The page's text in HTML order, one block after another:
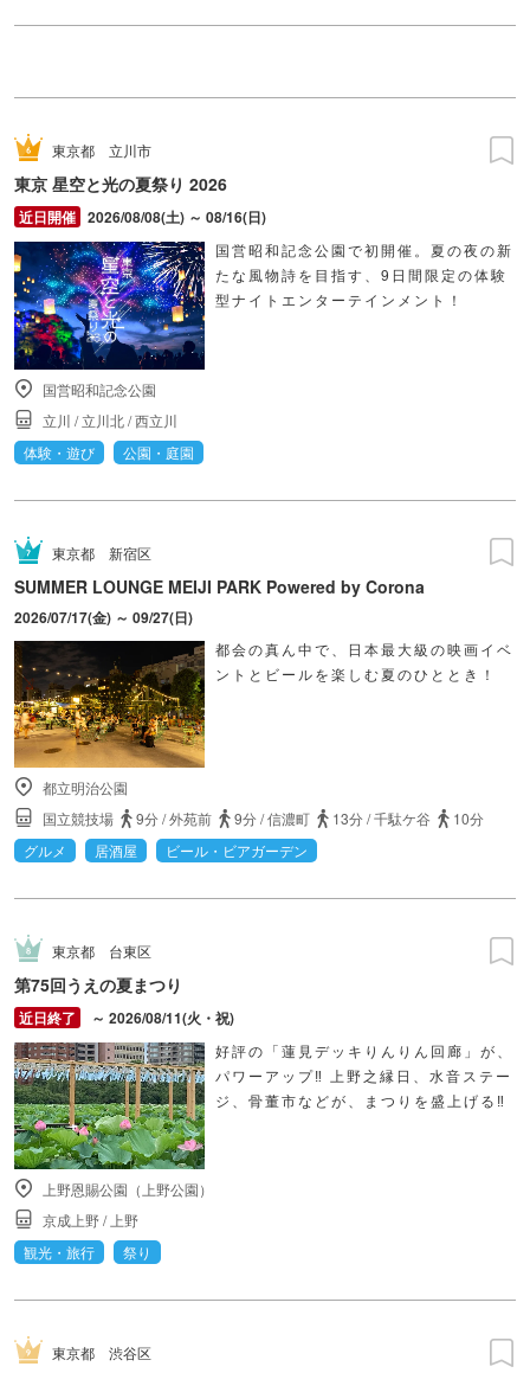
東京都 立川市
東京 星空と光の夏祭り 2026
2026/08/08(土) ～ 08/16(日)
国営昭和記念公園で初開催。夏の夜の新
たな風物詩を目指す、9日間限定の体験
型ナイトエンターテインメント！
国営昭和記念公園
立川 /立川北/西立川
体験・遊び
公園・庭園
東京都 新宿区
SUMMER LOUNGE MEIJI PARK Powered by Corona
2026/07/17(金) ～ 09/27(日)
都会の真ん中で、日本最大級の映画イベ
ントとビールを楽しむ夏のひととき！
都立明治公園
国立競技場
9分/外苑前 9分/信濃町 13分/千駄ケ谷
10分
グルメ
居酒屋 ビール・ビアガーデン
東京都 台東区
第75回うえの夏まつり
～ 2026/08/11(火・祝)
好評の「蓮見デッキりんりん回廊」が、
パワーアップ‼ 上野之縁日、水音ステー
ジ、骨董市などが、まつりを盛上げる‼
上野恩賜公園（上野公園）
京成上野/上野
観光・旅行
祭り
東京都 渋谷区